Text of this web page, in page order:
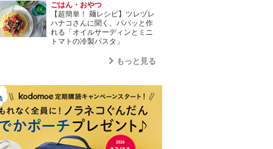
ごはん・おやつ
【超簡単！ 麺レシピ】ツレヅレ
ハナコさんに聞く、パパッと作
れる「オイルサーディンとミニ
トマトの冷製パスタ」
もっと見る